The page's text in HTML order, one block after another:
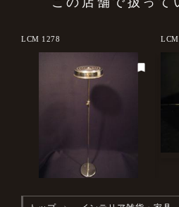
LCM 1278